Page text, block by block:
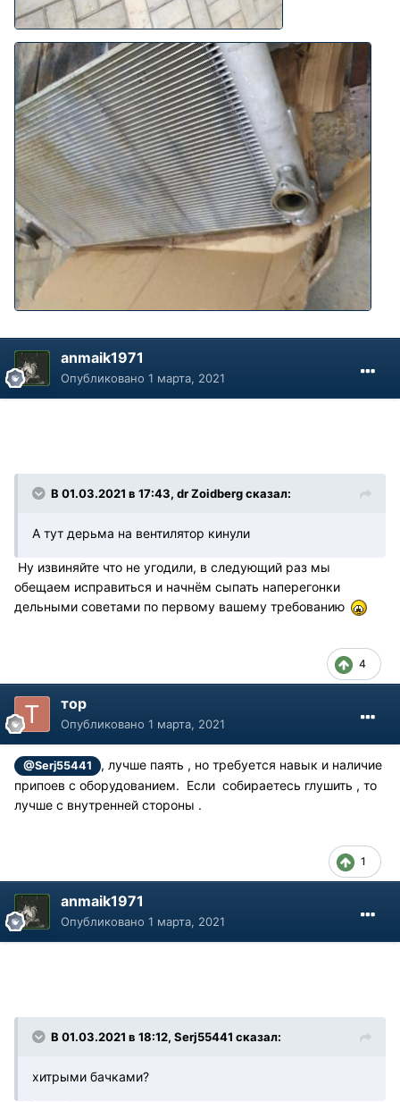
anmaik1971
Опубликовано 1 марта, 2021
В 01.03.2021 в 17:43, dr Zoidberg сказал:
А тут дерьма на вентилятор кинули
Ну извиняйте что не угодили, в следующий раз мы
обещаем исправиться и начнём сыпать наперегонки
дельными советами по первому вашему требованию
4
тор
Опубликовано 1 марта, 2021
@Serj55441
, лучше паять , но требуется навык и наличие
припоев с оборудованием. Если собираетесь глушить , то
лучше с внутренней стороны .
1
anmaik1971
Опубликовано 1 марта, 2021
В 01.03.2021 в 18:12, Serj55441 сказал:
хитрыми бачками?